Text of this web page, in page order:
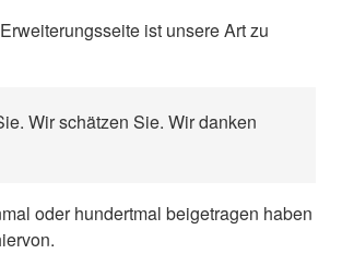
ist unsere Art zu
Wir schätzen Sie. Wir danken
oder hundertmal beigetragen haben